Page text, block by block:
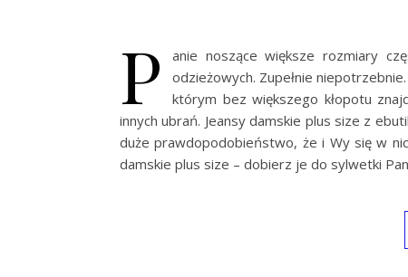
P
anie noszące większe rozmiary
odzieżowych. Zupełnie
którym bez większego kłopotu
innych ubrań. Jeansy damskie plus size z
duże prawdopodobieństwo, że i Wy się w
damskie plus size – dobierz je do sylwetki